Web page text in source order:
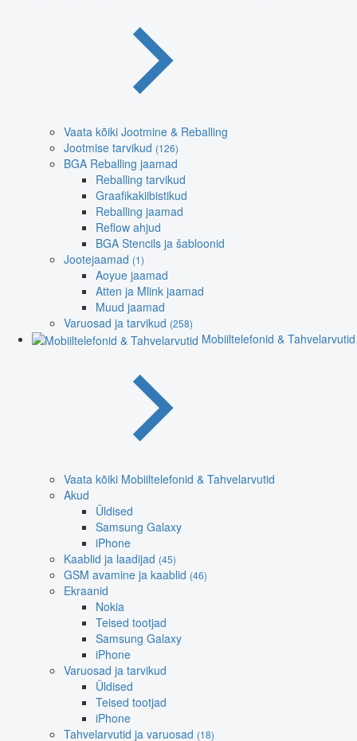
Vaata kõiki Jootmine & Reballing
Jootmise tarvikud (126)
BGA Reballing jaamad
Reballing tarvikud
Graafikakiibistikud
Reballing jaamad
Reflow ahjud
BGA Stencils ja šabloonid
Jootejaamad (1)
Aoyue jaamad
Atten ja Mlink jaamad
Muud jaamad
Varuosad ja tarvikud (258)
Mobiiltelefonid & Tahvelarvutid
Vaata kõiki Mobiiltelefonid & Tahvelarvutid
Akud
Üldised
Samsung Galaxy
iPhone
Kaablid ja laadijad (45)
GSM avamine ja kaablid (46)
Ekraanid
Nokia
Teised tootjad
Samsung Galaxy
iPhone
Varuosad ja tarvikud
Üldised
Teised tootjad
iPhone
Tahvelarvutid ja varuosad (18)